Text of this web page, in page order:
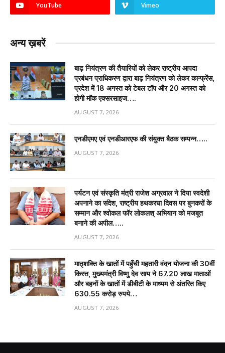
YouTube Vimeo
अन्य ख़बरें
बाढ़ नियंत्रण की तैयारियों को लेकर राष्ट्रीय आपदा
प्रबंधन प्राधिकरण द्वारा बाढ़ नियंत्रण को लेकर कान्फ्रेंस,
प्रदेश में 18 अगस्त को टेबल टॉप और 20 अगस्त को
होगी मॉक एक्सरसाइज….
AUGUST 7, 2026
एनडीएमए एवं एनडीआरएफ की संयुक्त बैठक सम्पन्न…..
AUGUST 7, 2026
पर्यटन एवं संस्कृति मंत्री राजेश अग्रवाल ने दिया स्वदेशी
अपनाने का संदेश, राष्ट्रीय हथकरघा दिवस पर बुनकरों के
सम्मान और श्वोकल फॉर लोकलश् अभियान को मजबूत
बनाने की अपील…..
AUGUST 7, 2026
मातृशक्ति के खातों में पहुँची महतारी वंदन योजना की 30वीं
किस्त, मुख्यमंत्री विष्णु देव साय ने 67.20 लाख माताओं
और बहनों के खातों में डीबीटी के माध्यम से अंतरित किए
630.55 करोड़ रुपये…
AUGUST 7, 2026